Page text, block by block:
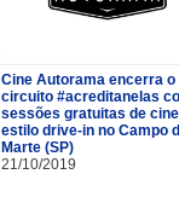
Cine Autorama encerra o
circuito #acreditanelas
sessões gratuitas de
estilo drive-in no Campo
Marte (SP)
21/10/2019